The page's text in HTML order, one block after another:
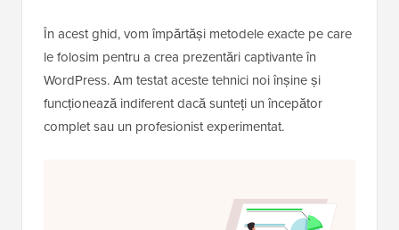
În acest ghid, vom împărtăși metodele exacte pe care
le folosim pentru a crea prezentări captivante în
WordPress. Am testat aceste tehnici noi înșine și
funcționează indiferent dacă sunteți un începător
complet sau un profesionist experimentat.